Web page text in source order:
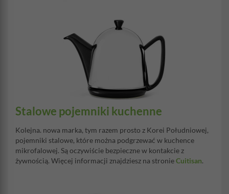
Stalowe pojemniki kuchenne
Kolejna. nowa marka, tym razem prosto z Korei Południowej,
pojemniki stalowe, które można podgrzewać w kuchence
mikrofalowej. Są oczywiście bezpieczne w kontakcie z
żywnością. Więcej informacji znajdziesz na stronieCuitisan.